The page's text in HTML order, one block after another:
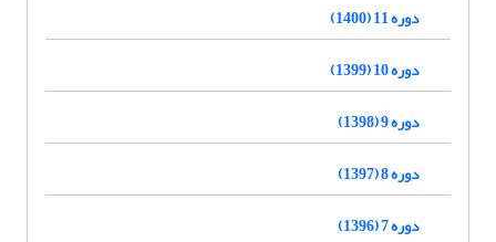
دوره 11 (1400)
دوره 10 (1399)
دوره 9 (1398)
دوره 8 (1397)
دوره 7 (1396)